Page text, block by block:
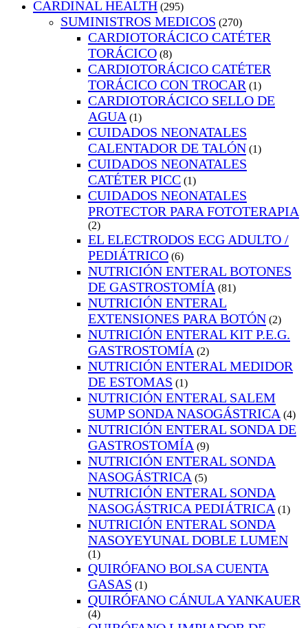
CARDINAL HEALTH (295)
SUMINISTROS MEDICOS (270)
CARDIOTORÁCICO CATÉTER
TORÁCICO (8)
CARDIOTORÁCICO CATÉTER
TORÁCICO CON TROCAR (1)
CARDIOTORÁCICO SELLO DE
AGUA (1)
CUIDADOS NEONATALES
CALENTADOR DE TALÓN (1)
CUIDADOS NEONATALES
CATÉTER PICC (1)
CUIDADOS NEONATALES
PROTECTOR PARA FOTOTERAPIA
(2)
EL ELECTRODOS ECG ADULTO /
PEDIÁTRICO (6)
NUTRICIÓN ENTERAL BOTONES
DE GASTROSTOMÍA (81)
NUTRICIÓN ENTERAL
EXTENSIONES PARA BOTÓN (2)
NUTRICIÓN ENTERAL KIT P.E.G.
GASTROSTOMÍA (2)
NUTRICIÓN ENTERAL MEDIDOR
DE ESTOMAS (1)
NUTRICIÓN ENTERAL SALEM
SUMP SONDA NASOGÁSTRICA (4)
NUTRICIÓN ENTERAL SONDA DE
GASTROSTOMÍA (9)
NUTRICIÓN ENTERAL SONDA
NASOGÁSTRICA (5)
NUTRICIÓN ENTERAL SONDA
NASOGÁSTRICA PEDIÁTRICA (1)
NUTRICIÓN ENTERAL SONDA
NASOYEYUNAL DOBLE LUMEN
(1)
QUIRÓFANO BOLSA CUENTA
GASAS (1)
QUIRÓFANO CÁNULA YANKAUER
(4)